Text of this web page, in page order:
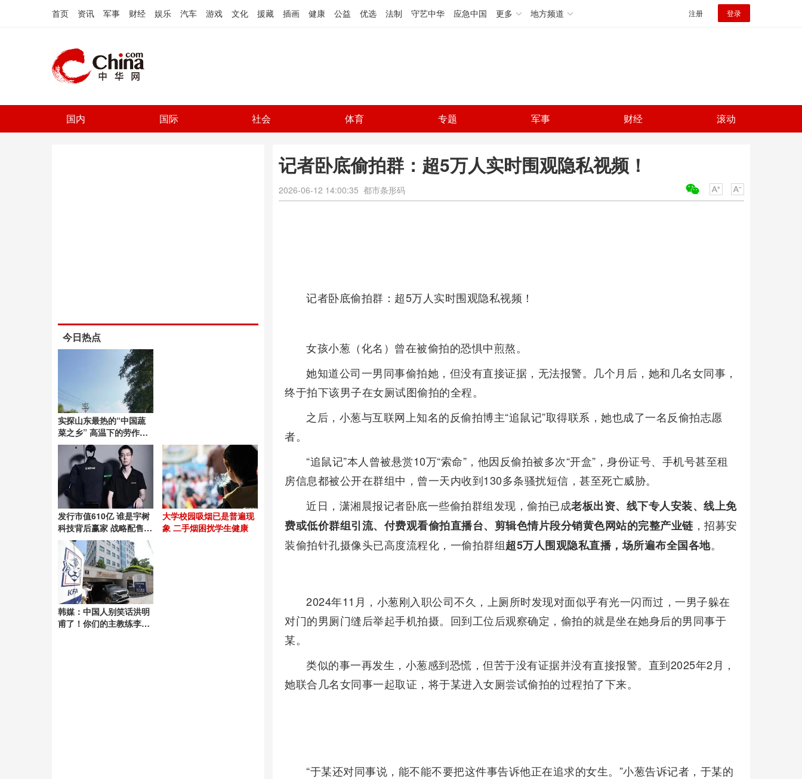
首页 资讯 军事 财经 娱乐 汽车 游戏 文化 援藏 插画 健康 公益 优选 法制 守艺中华 应急中国 更多 地方频道 注册 登录
国内 国际 社会 体育 专题 军事 财经 滚动
记者卧底偷拍群：超5万人实时围观隐私视频！
2026-06-12 14:00:35 都市条形码
记者卧底偷拍群：超5万人实时围观隐私视频！
女孩小葱（化名）曾在被偷拍的恐惧中煎熬。
她知道公司一男同事偷拍她，但没有直接证据，无法报警。几个月后，她和几名女同事，
终于拍下该男子在女厕试图偷拍的全程。
之后，小葱与互联网上知名的反偷拍博主“追鼠记”取得联系，她也成了一名反偷拍志愿
者。
“追鼠记”本人曾被悬赏10万“索命”，他因反偷拍被多次“开盒”，身份证号、手机号甚至租
房信息都被公开在群组中，曾一天内收到130多条骚扰短信，甚至死亡威胁。
近日，潇湘晨报记者卧底一些偷拍群组发现，偷拍已成老板出资、线下专人安装、线上免
费或低价群组引流、付费观看偷拍直播台、剪辑色情片段分销黄色网站的完整产业链 ，招募安
装偷拍针孔摄像头已高度流程化，一偷拍群组超5万人围观隐私直播，场所遍布全国各地。
2024年11月，小葱刚入职公司不久，上厕所时发现对面似乎有光一闪而过，一男子躲在
对门的男厕门缝后举起手机拍摄。回到工位后观察确定，偷拍的就是坐在她身后的男同事于
某。
类似的事一再发生，小葱感到恐慌，但苦于没有证据并没有直接报警。直到2025年2月，
她联合几名女同事一起取证，将于某进入女厕尝试偷拍的过程拍了下来。
“于某还对同事说，能不能不要把这件事告诉他正在追求的女生。”小葱告诉记者，于某的
今日热点
实探山东最热的“中国蔬
菜之乡” 高温下的劳作挑
战
发行市值610亿 谁是宇树
科技背后赢家 战略配售引
关注
大学校园吸烟已是普遍现
象 二手烟困扰学生健康
韩媒：中国人别笑话洪明
甫了！你们的主教练李铁